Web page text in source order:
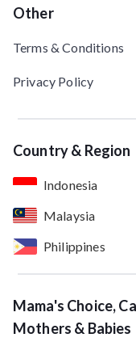
Other
Terms & Conditions
Privacy Policy
Country & Region
Indonesia
Malaysia
Philippines
Mama's Choice,
Mothers & Babies